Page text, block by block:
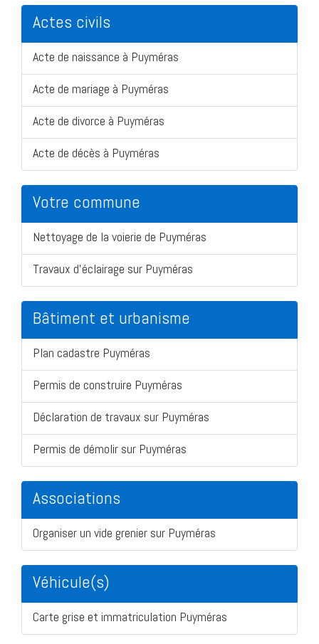
Actes civils
Acte de naissance à Puyméras
Acte de mariage à Puyméras
Acte de divorce à Puyméras
Acte de décès à Puyméras
Votre commune
Nettoyage de la voierie de Puyméras
Travaux d'éclairage sur Puyméras
Bâtiment et urbanisme
Plan cadastre Puyméras
Permis de construire Puyméras
Déclaration de travaux sur Puyméras
Permis de démolir sur Puyméras
Associations
Organiser un vide grenier sur Puyméras
Véhicule(s)
Carte grise et immatriculation Puyméras